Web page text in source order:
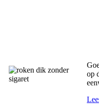
op